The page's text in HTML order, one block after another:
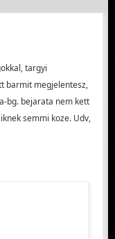
targyi
barmit megjelentesz,
bg. bejarata nem kett
semmi koze. Udv,